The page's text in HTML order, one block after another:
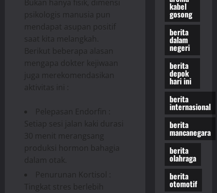
Bukan hanya fisik, dimensi
psikologis manusia pun
mendapat asupan positif
saat kita melangkah.
Berikut beberapa alasan
mengapa dokter kejiwaan
juga merekomendasikan
aktivitas ini :
Pelepasan Endorfin :
Setiap sesi jalan kaki durasi
30 menit merangsang
produksi hormon bahagia
dalam otak.
Penurunan Kortisol :
Tingkat stres berlebih
kabel
gosong
berita
dalam
negeri
berita
depok
hari ini
berita
internasional
berita
mancanegara
berita
olahraga
berita
otomotif